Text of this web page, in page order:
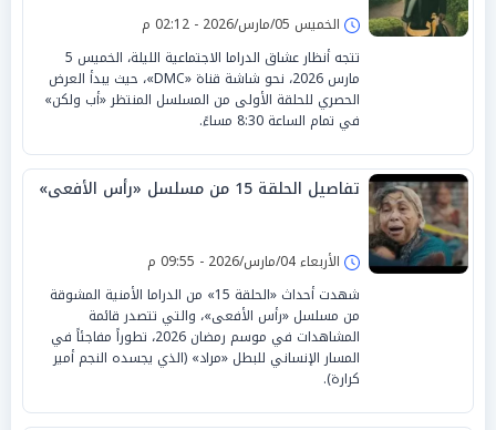
الخميس 05/مارس/2026 - 02:12 م
تتجه أنظار عشاق الدراما الاجتماعية الليلة، الخميس 5
مارس 2026، نحو شاشة قناة «DMC»، حيث يبدأ العرض
الحصري للحلقة الأولى من المسلسل المنتظر «أب ولكن»
في تمام الساعة 8:30 مساءً.
تفاصيل الحلقة 15 من مسلسل «رأس الأفعى»
الأربعاء 04/مارس/2026 - 09:55 م
شهدت أحداث «الحلقة 15» من الدراما الأمنية المشوقة
من مسلسل «رأس الأفعى»، والتي تتصدر قائمة
المشاهدات في موسم رمضان 2026، تطوراً مفاجئاً في
المسار الإنساني للبطل «مراد» (الذي يجسده النجم أمير
كرارة).